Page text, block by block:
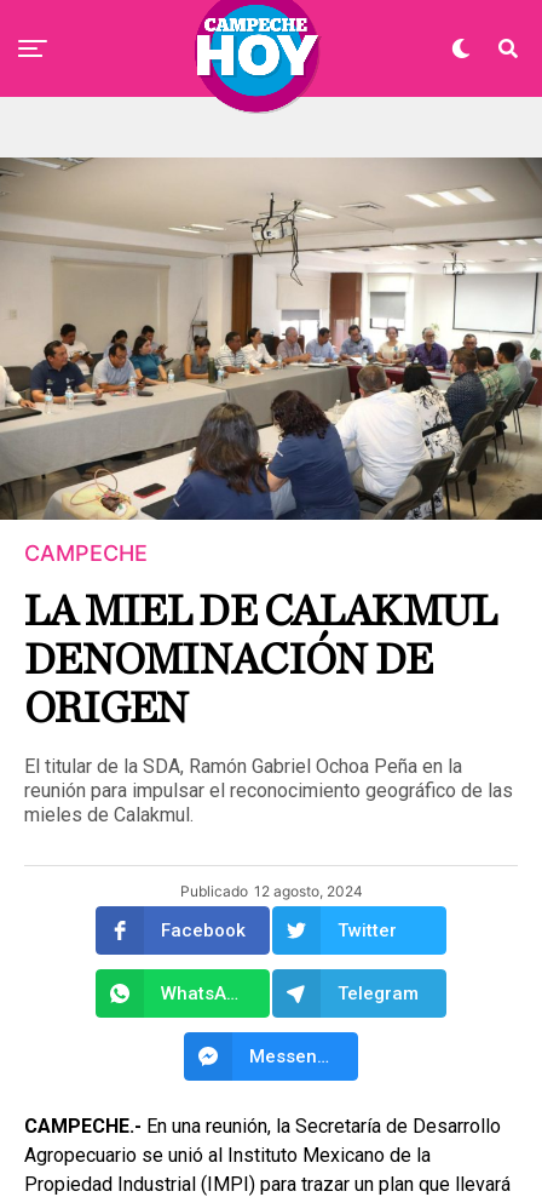
CAMPECHE
LA MIEL DE CALAKMUL
DENOMINACIÓN DE
ORIGEN
El titular de la SDA, Ramón Gabriel Ochoa Peña en la
reunión para impulsar el reconocimiento geográfico de las
mieles de Calakmul.
Publicado 12 agosto, 2024
Facebook Twitter
WhatsApp Telegram
Messenger
CAMPECHE.- En una reunión, la Secretaría de Desarrollo
Agropecuario se unió al Instituto Mexicano de la
Propiedad Industrial (IMPI) para trazar un plan que llevará